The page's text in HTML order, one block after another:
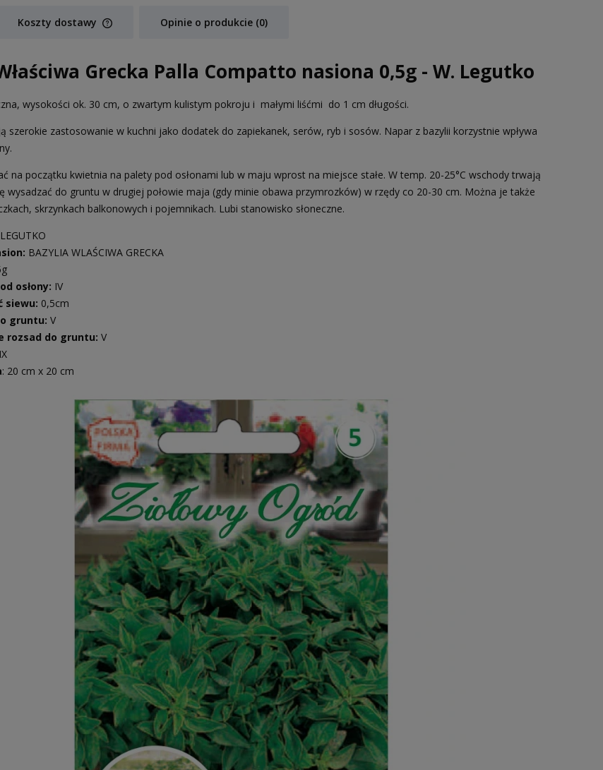
Koszty dostawy
płatności
Opinie o produkcie (0)
Grecka Palla Compatto nasiona 0,5g - W. Legutko
wysokości ok. 30 cm, o zwartym kulistym pokroju i małymi liśćmi do 1 cm długości.
szerokie zastosowanie w kuchni jako dodatek do zapiekanek, serów, ryb i sosów. Napar z bazylii korzystnie wpływa
na początku kwietnia na palety pod osłonami lub w maju wprost na miejsce stałe. W temp. 20-25°C wschody trwają
wysadzać do gruntu w drugiej połowie maja (gdy minie obawa przymrozków) w rzędy co 20-30 cm. Można je także
skrzynkach balkonowych i pojemnikach. Lubi stanowisko słoneczne.
BAZYLIA WLAŚCIWA GRECKA
osłony: IV
siewu: 0,5cm
gruntu: V
rozsad do gruntu: V
: 20 cm x 20 cm